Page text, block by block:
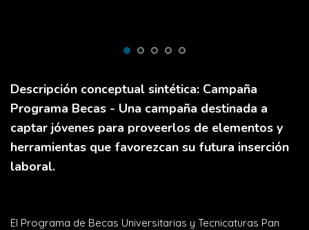
Descripción conceptual sintética: Campaña
Programa Becas - Una campaña destinada a
captar jóvenes para proveerlos de elementos y
herramientas que favorezcan su futura inserción
laboral.
El Programa de Becas Universitarias y Tecnicaturas Pan